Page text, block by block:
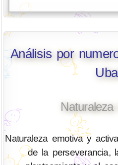
Análisis por
Naturaleza emotiva y
de la perseverancia,